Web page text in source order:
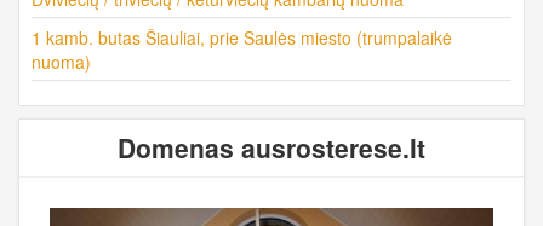
1 kamb. butas Šiauliai, prie Saulės miesto (trumpalaikė
nuoma)
Domenas ausrosterese.lt